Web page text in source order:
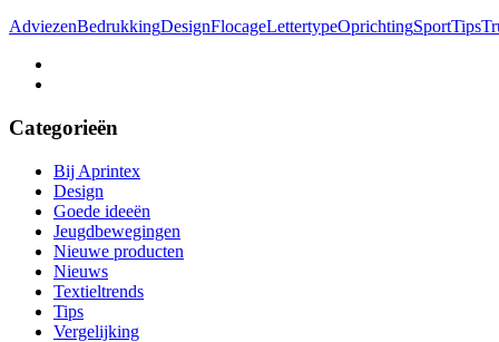
AdviezenBedrukkingDesignFlocageLettertypeOprichtingSportTips
Categorieën
Bij Aprintex
Design
Goede ideeën
Jeugdbewegingen
Nieuwe producten
Nieuws
Textieltrends
Tips
Vergelijking